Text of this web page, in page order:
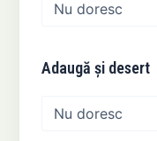
Adaugă și desert
Ragu